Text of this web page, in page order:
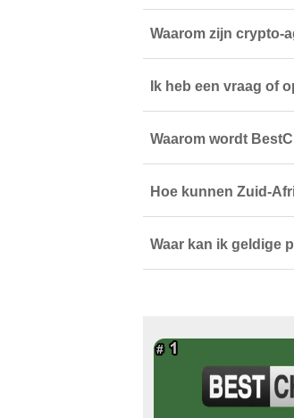
Waarom zijn crypto-
Ik heb een vraag of
Waarom wordt
Hoe kunnen Zuid-
Waar kan ik geldige